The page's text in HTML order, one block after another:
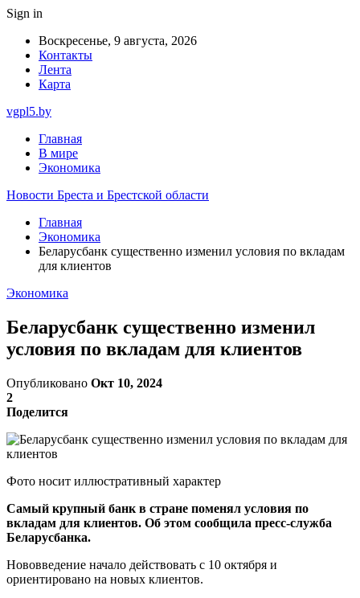
Sign in
Воскресенье, 9 августа, 2026
Контакты
Лента
Карта
vgpl5.by
Главная
В мире
Экономика
Новости Бреста и Брестской области
Главная
Экономика
Беларусбанк существенно изменил условия по вкладам
для клиентов
Экономика
Беларусбанк существенно изменил
условия по вкладам для клиентов
Опубликовано Окт 10, 2024
2
Поделится
Фото носит иллюстративный характер
Самый крупный банк в стране поменял условия по
вкладам для клиентов. Об этом сообщила пресс-служба
Беларусбанка.
Нововведение начало действовать с 10 октября и
ориентировано на новых клиентов.